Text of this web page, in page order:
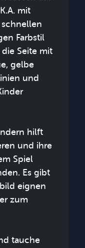
mit
Farbstil
Seite mit
gelbe
und
hilft
und ihre
Spiel
Es gibt
eignen
zum
tauche